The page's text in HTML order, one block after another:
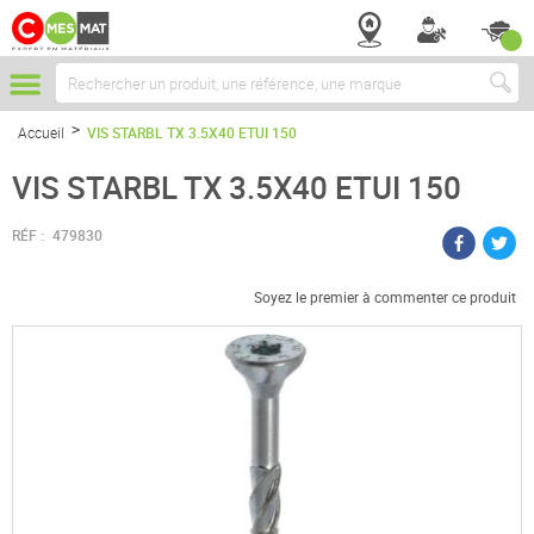
Chercher
Accueil VIS STARBL TX 3.5X40 ETUI 150
VIS STARBL TX 3.5X40 ETUI 150
RÉF : 479830
Soyez le premier à commenter ce produit
Passer